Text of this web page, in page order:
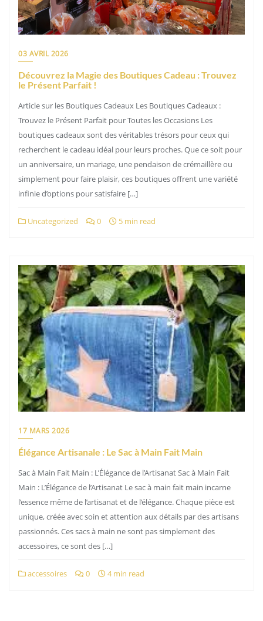
03 AVRIL 2026
Découvrez la Magie des Boutiques Cadeau : Trouvez
le Présent Parfait !
Article sur les Boutiques Cadeaux Les Boutiques Cadeaux :
Trouvez le Présent Parfait pour Toutes les Occasions Les
boutiques cadeaux sont des véritables trésors pour ceux qui
recherchent le cadeau idéal pour leurs proches. Que ce soit pour
un anniversaire, un mariage, une pendaison de crémaillère ou
simplement pour faire plaisir, ces boutiques offrent une variété
infinie d’options pour satisfaire […]
Uncategorized 0 5 min read
17 MARS 2026
Élégance Artisanale : Le Sac à Main Fait Main
Sac à Main Fait Main : L’Élégance de l’Artisanat Sac à Main Fait
Main : L’Élégance de l’Artisanat Le sac à main fait main incarne
l’essence même de l’artisanat et de l’élégance. Chaque pièce est
unique, créée avec soin et attention aux détails par des artisans
passionnés. Ces sacs à main ne sont pas simplement des
accessoires, ce sont des […]
accessoires 0 4 min read